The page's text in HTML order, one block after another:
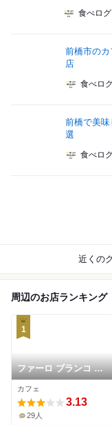
食べロ
前橋市の
店
食べロ
前橋で美
選
食べロ
近くの
周辺のお店ランキング
1
ファーロ ブランコ カ
フェ
カフェ
3.13
29人